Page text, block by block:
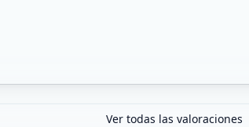
Ver todas las valoraciones